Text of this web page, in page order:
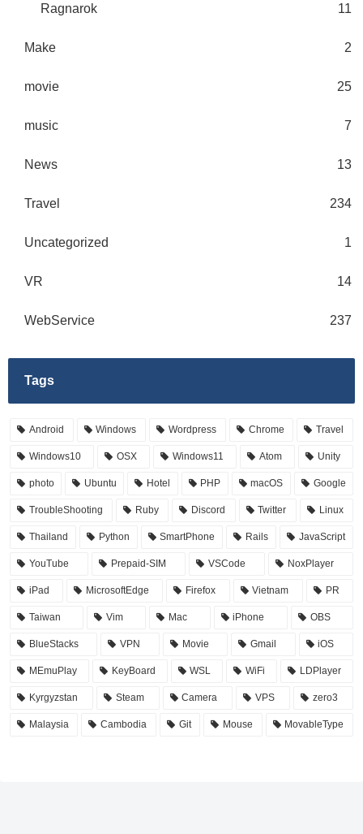
Ragnarok 11
Make 2
movie 25
music 7
News 13
Travel 234
Uncategorized 1
VR 14
WebService 237
Tags
Android Windows Wordpress Chrome Travel
Windows10 OSX Windows11 Atom Unity
photo Ubuntu Hotel PHP macOS Google
TroubleShooting Ruby Discord Twitter Linux
Thailand Python SmartPhone Rails JavaScript
YouTube Prepaid-SIM VSCode NoxPlayer
iPad MicrosoftEdge Firefox Vietnam PR
Taiwan Vim Mac iPhone OBS
BlueStacks VPN Movie Gmail iOS
MEmuPlay KeyBoard WSL WiFi LDPlayer
Kyrgyzstan Steam Camera VPS zero3
Malaysia Cambodia Git Mouse MovableType